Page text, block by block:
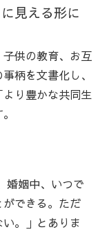
見える形に
供の教育、お互
柄を文書化し、
り豊かな共同生
婚姻中、いつで
できる。ただ
。」とありま